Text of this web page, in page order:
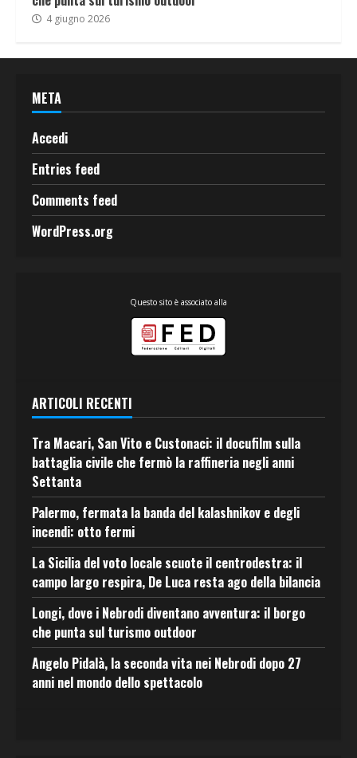
4 giugno 2026
META
Accedi
Entries feed
Comments feed
WordPress.org
Questo sito è associato alla
ARTICOLI RECENTI
Tra Macari, San Vito e Custonaci: il docufilm sulla
battaglia civile che fermò la raffineria negli anni
Settanta
Palermo, fermata la banda del kalashnikov e degli
incendi: otto fermi
La Sicilia del voto locale scuote il centrodestra: il
campo largo respira, De Luca resta ago della bilancia
Longi, dove i Nebrodi diventano avventura: il borgo
che punta sul turismo outdoor
Angelo Pidalà, la seconda vita nei Nebrodi dopo 27
anni nel mondo dello spettacolo